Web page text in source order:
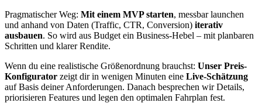
Pragmatischer Weg: Mit einem MVP starten, messbar launchen
und anhand von Daten (Traffic, CTR, Conversion) iterativ
ausbauen. So wird aus Budget ein Business-Hebel – mit planbaren
Schritten und klarer Rendite.
Wenn du eine realistische Größenordnung brauchst: Unser Preis-
Konfigurator zeigt dir in wenigen Minuten eine Live-Schätzung
auf Basis deiner Anforderungen. Danach besprechen wir Details,
priorisieren Features und legen den optimalen Fahrplan fest.